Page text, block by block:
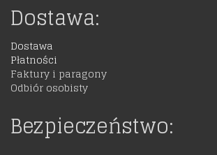
Dostawa:
Dostawa
Płatności
Faktury i paragony
Odbiór osobisty
Bezpieczeństwo: